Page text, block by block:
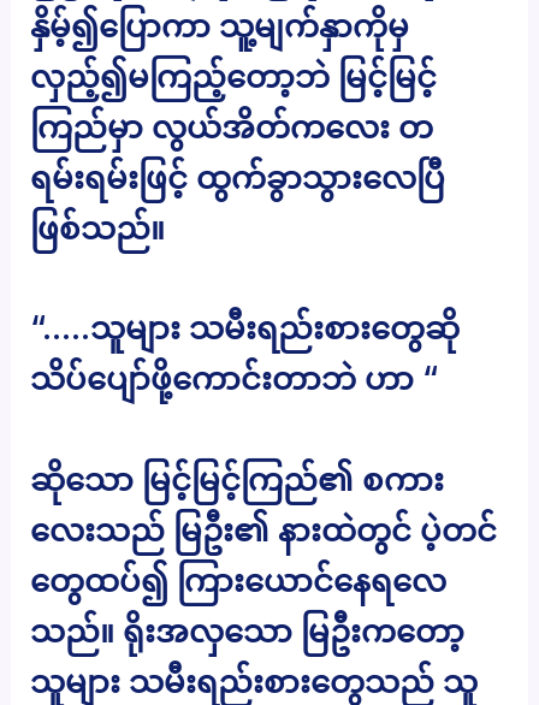
နှိမ့်၍ပြောကာ သူ့မျက်နှာကိုမှ
လှည့်၍မကြည့်တော့ဘဲ မြင့်မြင့်
ကြည်မှာ လွယ်အိတ်ကလေး တ
ရမ်းရမ်းဖြင့် ထွက်ခွာသွားလေပြီ
ဖြစ်သည်။
“…..သူများ သမီးရည်းစားတွေဆို
သိပ်ပျော်ဖို့ကောင်းတာဘဲ ဟာ “
ဆိုသော မြင့်မြင့်ကြည်၏ စကား
လေးသည် မြဦး၏ နားထဲတွင် ပဲ့တင်
တွေထပ်၍ ကြားယောင်နေရလေ
သည်။ ရိုးအလှသော မြဦးကတော့
သူများ သမီးရည်းစားတွေသည် သူ